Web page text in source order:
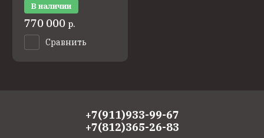
В наличии
770 000 р.
Сравнить
+7(911)933-99-67
+7(812)365-26-83